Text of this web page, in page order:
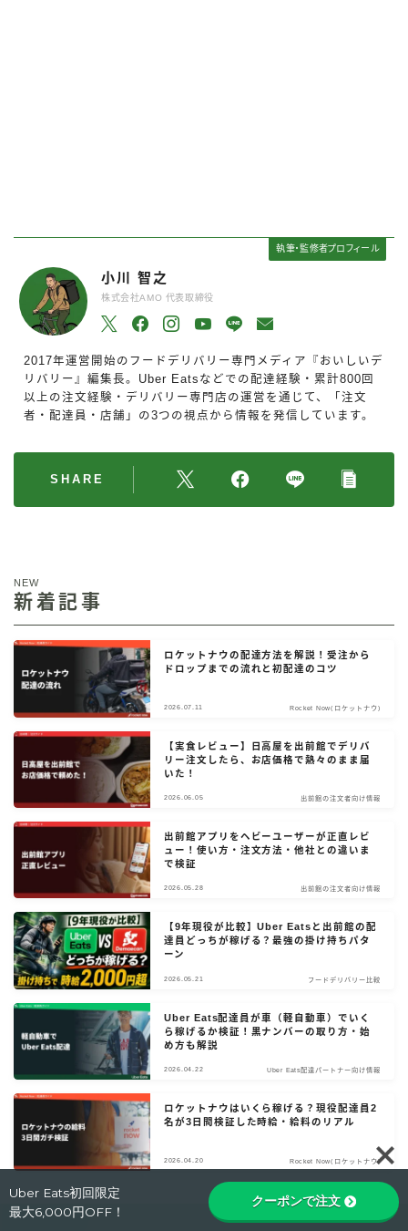
執筆・監修者プロフィール
小川 智之
株式会社AMO 代表取締役
2017年運営開始のフードデリバリー専門メディア『おいしいデ
リバリー』編集長。Uber Eatsなどでの配達経験・累計800回
以上の注文経験・デリバリー専門店の運営を通じて、「注文
者・配達員・店舗」の3つの視点から情報を発信しています。
SHARE
NEW
新着記事
ロケットナウの配達方法を解説！受注から
ドロップまでの流れと初配達のコツ
2026.07.11 Rocket Now(ロケットナウ)
【実食レビュー】日高屋を出前館でデリバ
リー注文したら、お店価格で熱々のまま届
いた！
2026.06.05 出前館の注文者向け情報
出前館アプリをヘビーユーザーが正直レビ
ュー！使い方・注文方法・他社との違いま
で検証
2026.05.28 出前館の注文者向け情報
【9年現役が比較】Uber Eatsと出前館の配
達員どっちが稼げる？最強の掛け持ちパタ
ーン
2026.05.21 フードデリバリー比較
Uber Eats配達員が車（軽自動車）でいく
ら稼げるか検証！黒ナンバーの取り方・始
め方も解説
2026.04.22 Uber Eats配達パートナー向け情報
ロケットナウはいくら稼げる？現役配達員2
名が3日間検証した時給・給料のリアル
2026.04.20 Rocket Now(ロケットナウ)
Uber Eats初回限定
最大6,000円OFF！
クーポンで注文